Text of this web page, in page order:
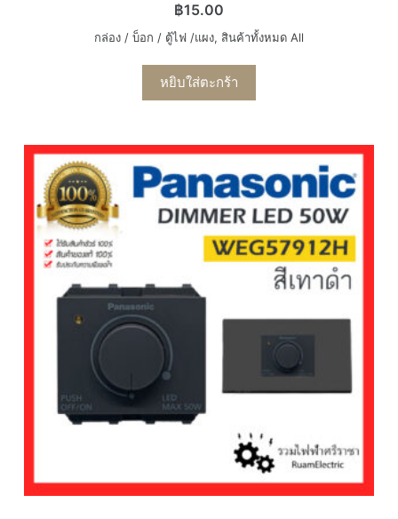
฿15.00
กล่อง / บ็อก / ตู้ไฟ /แผง, สินค้าทั้งหมด All
หยิบใส่ตะกร้า